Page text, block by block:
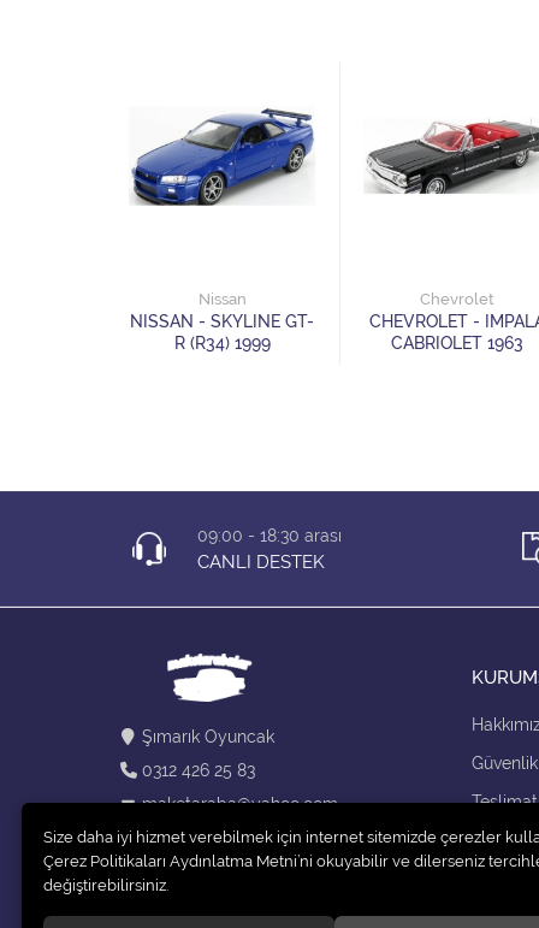
Nissan
NISSAN - SKYLINE GT-
R (R34) 1999
Chevrolet
CHEVROLET -
CABRIOLET 1963
09:00 - 18:30 arası
CANLI DESTEK
Şımarık Oyuncak
0312 426 25 83
maketaraba@yahoo.com
Güvenlik
Kargo
Size daha iyi hizmet verebilmek için internet sitemizde çerezler
Çerez Politikaları Aydınlatma Metni’ni okuyabilir ve dilerseniz
değiştirebilirsiniz.